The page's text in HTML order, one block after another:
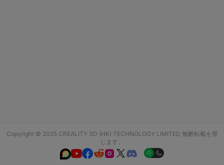
Copyright © 2025 CREALITY 3D (HK) TECHNOLOGY LIMITED 無断転載を禁
じます。
  